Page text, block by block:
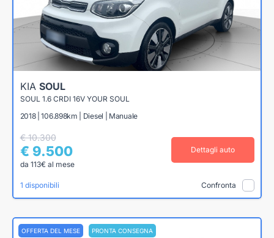
KIA SOUL
SOUL 1.6 CRDI 16V YOUR SOUL
2018 | 106.898km | Diesel | Manuale
€ 10.300
€ 9.500
da 113€ al mese
Dettagli auto
1 disponibili Confronta
OFFERTA DEL MESE PRONTA CONSEGNA